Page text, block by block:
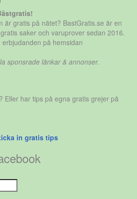
är gratis på nätet? BastGratis.se är en
saker och varuprover sedan 2016.
på hemsidan
sponsrade länkar & annonser.
? Eller har tips på egna gratis grejer på
in gratis tips